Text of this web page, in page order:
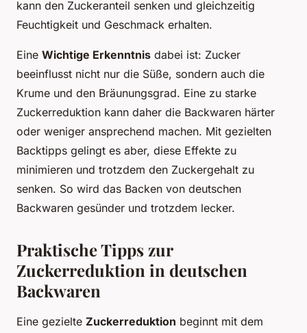
kann den Zuckeranteil senken und gleichzeitig
Feuchtigkeit und Geschmack erhalten.
Eine Wichtige Erkenntnis dabei ist: Zucker
beeinflusst nicht nur die Süße, sondern auch die
Krume und den Bräunungsgrad. Eine zu starke
Zuckerreduktion kann daher die Backwaren härter
oder weniger ansprechend machen. Mit gezielten
Backtipps gelingt es aber, diese Effekte zu
minimieren und trotzdem den Zuckergehalt zu
senken. So wird das Backen von deutschen
Backwaren gesünder und trotzdem lecker.
Praktische Tipps zur
Zuckerreduktion in deutschen
Backwaren
Eine gezielte Zuckerreduktion beginnt mit dem